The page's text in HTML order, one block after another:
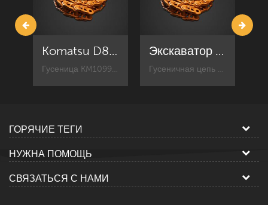
Komatsu D80F-18 Тяга гусеницы для бульдозера в сборе - KM1099 / 38 Экскаватор Komatsu PC350-6 207-32-00300 Тяга гусеницы в сборе KM2233 / 45
ГОРЯЧИЕ ТЕГИ
НУЖНА ПОМОЩЬ
СВЯЗАТЬСЯ С НАМИ